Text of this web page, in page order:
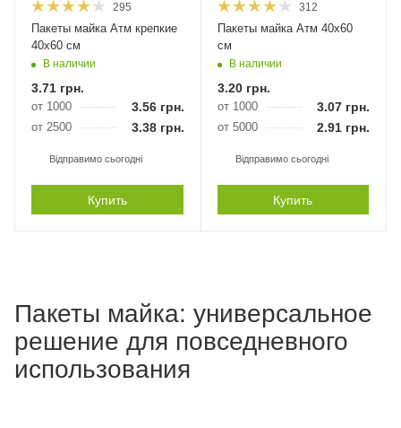
295
Пакеты майка Атм крепкие
40х60 см
В наличии
3.71 грн.
от 1000 3.56грн.
от 2500 3.38грн.
Відправимо сьогодні
Купить
312
Пакеты майка Атм 40х60
см
В наличии
3.20грн.
от 1000 3.07 грн.
от 5000 2.91 грн.
Відправимо сьогодні
Купить
Пакеты майка: универсальное
решение для повседневного
использования